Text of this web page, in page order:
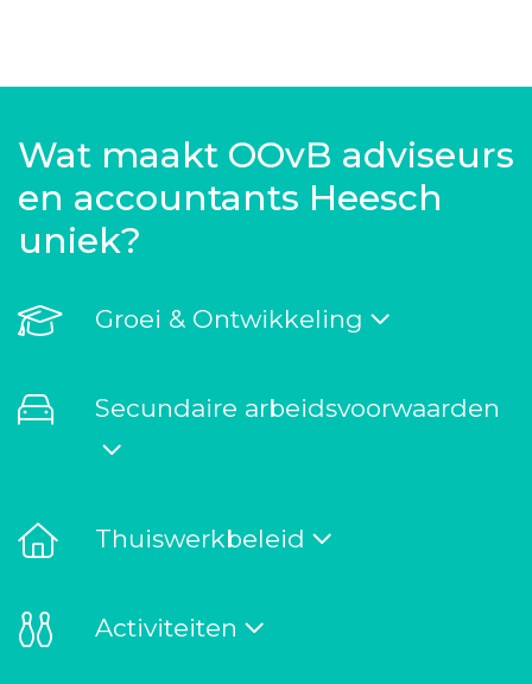
Wat maakt OOvB adviseurs
en accountants Heesch
uniek?
Groei & Ontwikkeling
Secundaire arbeidsvoorwaarden
Thuiswerkbeleid
Activiteiten